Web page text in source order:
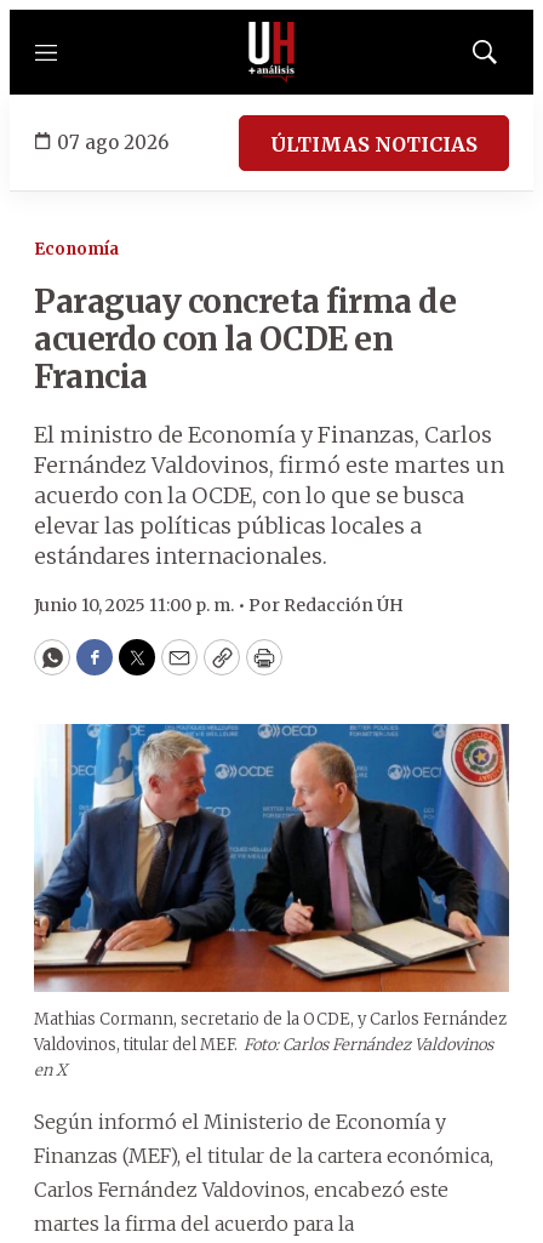
Menú
Mostrar
07 ago 2026 ÚLTIMAS NOTICIAS
Economía
Paraguay concreta firma de
acuerdo con la OCDE en
Francia
El ministro de Economía y Finanzas, Carlos
Fernández Valdovinos, firmó este martes un
acuerdo con la OCDE, con lo que se busca
elevar las políticas públicas locales a
estándares internacionales.
Junio 10, 2025 11:00 p. m. • Por Redacción ÚH
WhatsApp
Facebook
Twitter
EmailCopyPrint
Mathias Cormann, secretario de la OCDE, y Carlos Fernández
Valdovinos, titular del MEF. Foto: Carlos Fernández Valdovinos
en X
Según informó el Ministerio de Economía y
Finanzas (MEF), el titular de la cartera económica,
Carlos Fernández Valdovinos, encabezó este
martes la firma del acuerdo para la